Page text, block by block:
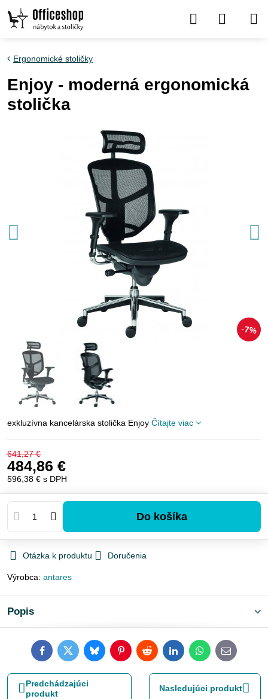
7%
Ergonomické stoličky
Enjoy - moderná ergonomická
stolička
exkluzívna kancelárska stolička Enjoy Čítajte viac
641,27 €
484,86 €
596,38 € s DPH
Do košíka
Otázka k produktu Doručenia
Výrobca: antares
Popis
FacebookTwitterBlueskyPinterestRedditLinkedInWhatsApp
E-
mail
Predchádzajúci
produkt
Nasledujúci produkt